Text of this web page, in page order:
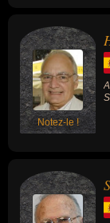
Notez-le !